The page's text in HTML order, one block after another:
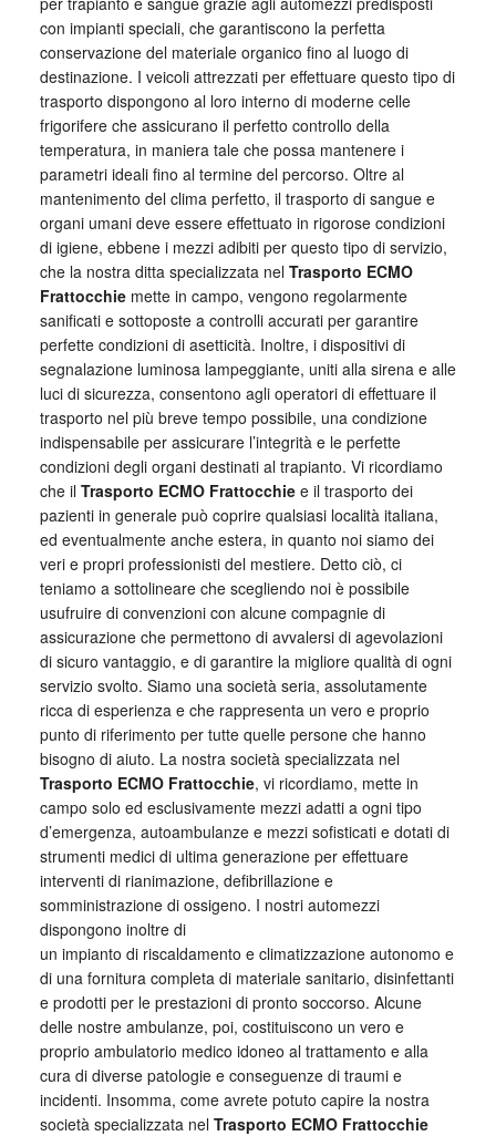
con impianti speciali, che garantiscono la perfetta
conservazione del materiale organico fino al luogo di
destinazione. I veicoli attrezzati per effettuare questo tipo di
trasporto dispongono al loro interno di moderne celle
frigorifere che assicurano il perfetto controllo della
temperatura, in maniera tale che possa mantenere i
parametri ideali fino al termine del percorso. Oltre al
mantenimento del clima perfetto, il trasporto di sangue e
organi umani deve essere effettuato in rigorose condizioni
di igiene, ebbene i mezzi adibiti per questo tipo di servizio,
che la nostra ditta specializzata nel Trasporto ECMO
Frattocchiemette in campo, vengono regolarmente
sanificati e sottoposte a controlli accurati per garantire
perfette condizioni di asetticità. Inoltre, i dispositivi di
segnalazione luminosa lampeggiante, uniti alla sirena e alle
luci di sicurezza, consentono agli operatori di effettuare il
trasporto nel più breve tempo possibile, una condizione
indispensabile per assicurare l’integrità e le perfette
condizioni degli organi destinati al trapianto. Vi ricordiamo
che il Trasporto ECMO Frattocchiee il trasporto dei
pazienti in generale può coprire qualsiasi località italiana,
ed eventualmente anche estera, in quanto noi siamo dei
veri e propri professionisti del mestiere. Detto ciò, ci
teniamo a sottolineare che scegliendo noi è possibile
usufruire di convenzioni con alcune compagnie di
assicurazione che permettono di avvalersi di agevolazioni
di sicuro vantaggio, e di garantire la migliore qualità di ogni
servizio svolto. Siamo una società seria, assolutamente
ricca di esperienza e che rappresenta un vero e proprio
punto di riferimento per tutte quelle persone che hanno
bisogno di aiuto. La nostra società specializzata nel
Trasporto ECMO Frattocchie, vi ricordiamo, mette in
campo solo ed esclusivamente mezzi adatti a ogni tipo
d’emergenza, autoambulanze e mezzi sofisticati e dotati di
strumenti medici di ultima generazione per effettuare
interventi di rianimazione, defibrillazione e
somministrazione di ossigeno. I nostri automezzi
dispongono inoltre di
un impianto di riscaldamento e climatizzazione autonomo e
di una fornitura completa di materiale sanitario, disinfettanti
e prodotti per le prestazioni di pronto soccorso. Alcune
delle nostre ambulanze, poi, costituiscono un vero e
proprio ambulatorio medico idoneo al trattamento e alla
cura di diverse patologie e conseguenze di traumi e
incidenti. Insomma, come avrete potuto capire la nostra
società specializzata nel Trasporto ECMO Frattocchie